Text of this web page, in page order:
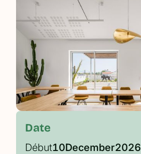
Date
Début10December2026